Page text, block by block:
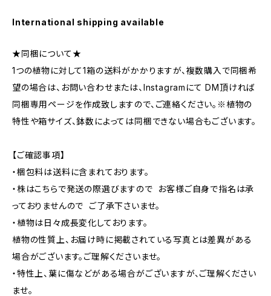
International shipping available
★同梱について★
1つの植物に対して1箱の送料がかかりますが、複数購入で同梱希
望の場合は、お問い合わせまたは、Instagramにて DM頂ければ
同梱専用ページを作成致しますので、ご連絡ください。※植物の
特性や箱サイズ、鉢数によっては同梱できない場合もございます。
【ご確認事項】
・梱包料は送料に含まれております。
・株はこちらで発送の際選びますので お客様ご自身で指名は承
っておりませんので ご了承下さいませ。
・植物は日々成長変化しております。
植物の性質上、お届け時に掲載されている写真とは差異がある
場合がございます。ご理解くださいませ。
・特性上、葉に傷などがある場合がございますが、ご理解ください
ませ。